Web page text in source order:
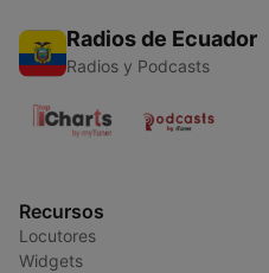
Radios de Ecuador
Radios y Podcasts
Recursos
Locutores
Widgets